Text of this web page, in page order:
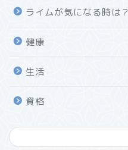
ライムが気になる時は？
健康
生活
資格